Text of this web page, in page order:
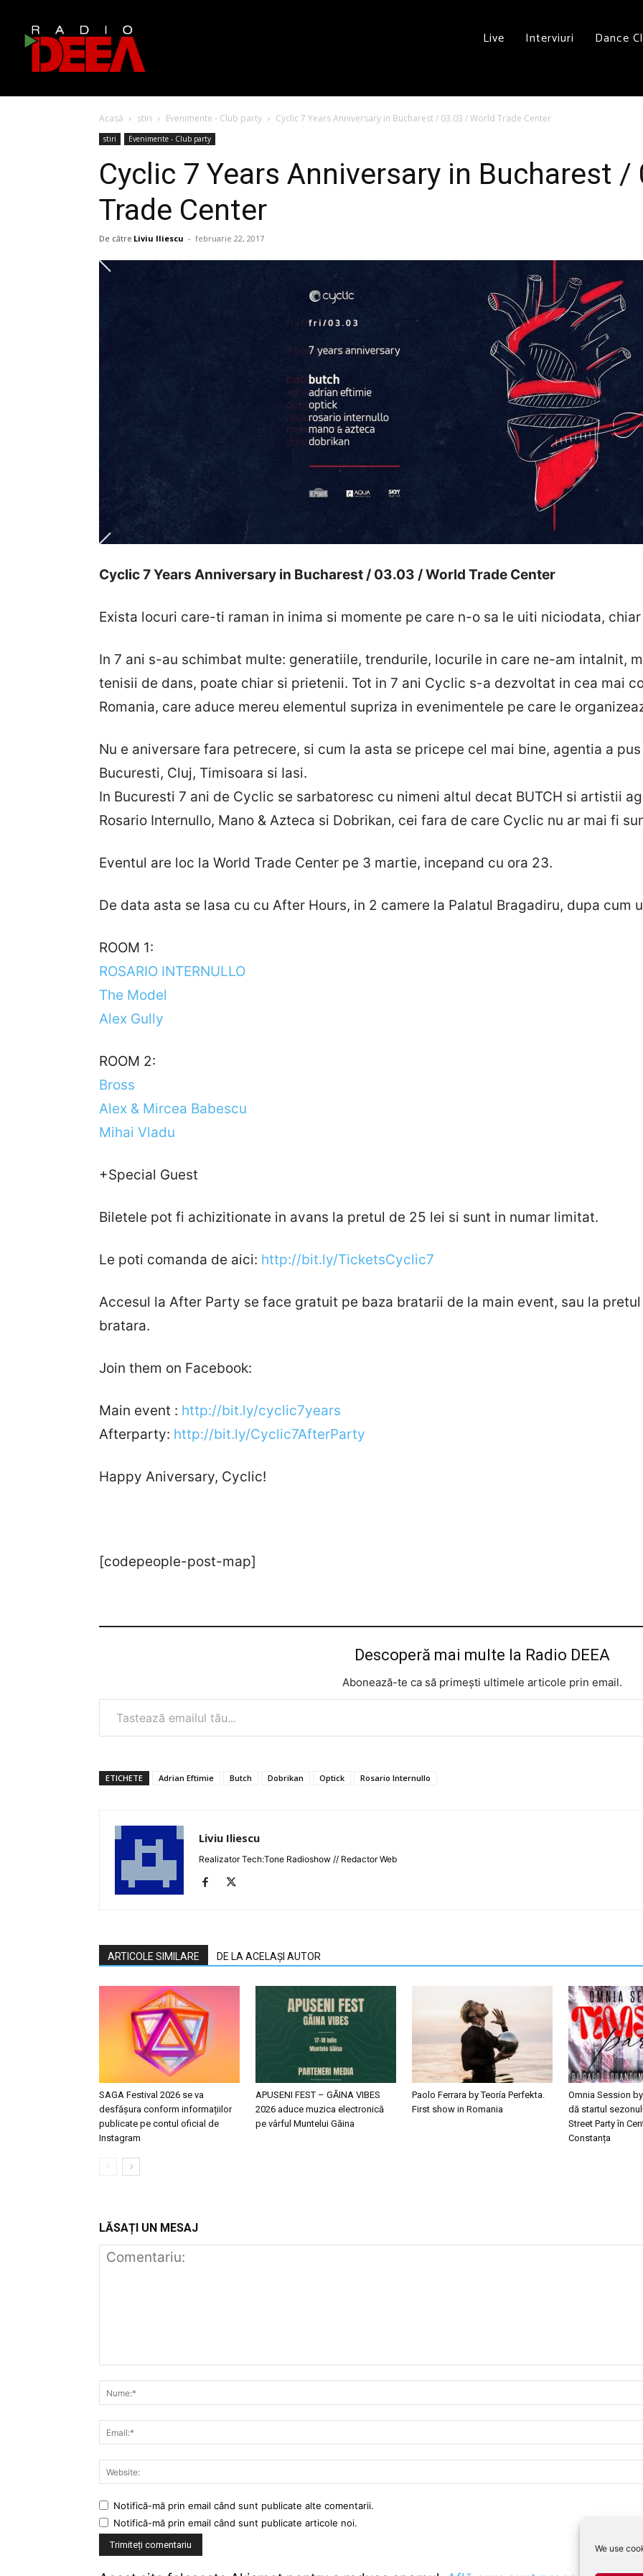
We use
Live Interviuri Dance
Acasă stiri Evenimente - Club party Cyclic 7 Years Anniversary in Bucharest / 03.03 / World Trade Center
stiri Evenimente - Club party
Cyclic 7 Years Anniversary in Bucharest /
Trade Center
De către Liviu Iliescu - februarie 22, 2017
Cyclic 7 Years Anniversary in Bucharest / 03.03 / World Trade Center
Exista locuri care-ti raman in inima si momente pe care n-o sa le uiti niciodata,
In 7 ani s-au schimbat multe: generatiile, trendurile, locurile in care ne-am intalnit,
tenisii de dans, poate chiar si prietenii. Tot in 7 ani Cyclic s-a dezvoltat in cea mai
Romania, care aduce mereu elementul supriza in evenimentele pe care le
Nu e aniversare fara petrecere, si cum la asta se pricepe cel mai bine, agentia a
Bucuresti, Cluj, Timisoara si Iasi.
In Bucuresti 7 ani de Cyclic se sarbatoresc cu nimeni altul decat BUTCH si artistii
Rosario Internullo, Mano & Azteca si Dobrikan, cei fara de care Cyclic nu ar mai fi
Eventul are loc la World Trade Center pe 3 martie, incepand cu ora 23.
De data asta se lasa cu cu After Hours, in 2 camere la Palatul Bragadiru, dupa cum
ROOM 1:
ROSARIO INTERNULLO
The Model
Alex Gully
ROOM 2:
Bross
Alex & Mircea Babescu
Mihai Vladu
+Special Guest
Biletele pot fi achizitionate in avans la pretul de 25 lei si sunt in numar limitat.
Le poti comanda de aici: http://bit.ly/TicketsCyclic7
Accesul la After Party se face gratuit pe baza bratarii de la main event, sau la
bratara.
Join them on Facebook:
Main event : http://bit.ly/cyclic7years
Afterparty: http://bit.ly/Cyclic7AfterParty
Happy Aniversary, Cyclic!
[codepeople-post-map]
Descoperă mai multe la Radio DEEA
Abonează-te ca să primești ultimele articole prin email.
Tastează emailul tău...
ETICHETE Adrian Eftimie Butch Dobrikan Optick Rosario Internullo
Liviu Iliescu
Realizator Tech:Tone Radioshow // Redactor Web
ARTICOLE SIMILARE DE LA ACELAȘI AUTOR
SAGA Festival 2026 se va
desfășura conform informațiilor
publicate pe contul oficial de
Instagram
APUSENI FEST – GĂINA VIBES
2026 aduce muzica electronică
pe vârful Muntelui Găina
Paolo Ferrara by Teoría Perfekta.
First show in Romania
Omnia Session
dă startul
Street Party în
Constanța
LĂSAȚI UN MESAJ
Notifică-mă prin email când sunt publicate alte comentarii.
Notifică-mă prin email când sunt publicate articole noi.